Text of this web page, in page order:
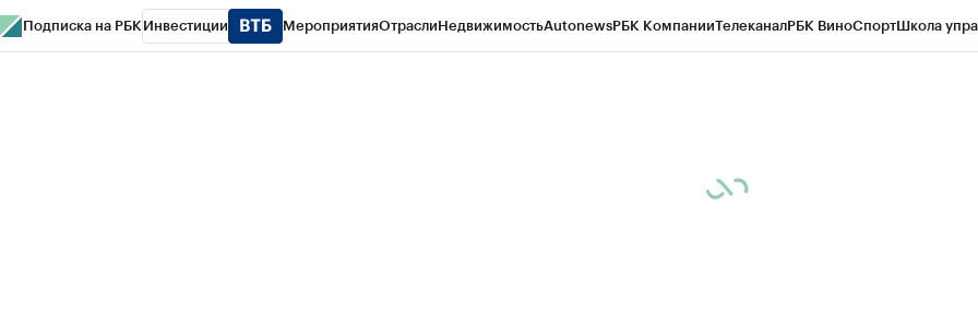
Подписка на РБК Инвестиции МероприятияОтраслиНедвижимостьAutonewsРБК КомпанииТелеканалРБК ВиноСпортШкола